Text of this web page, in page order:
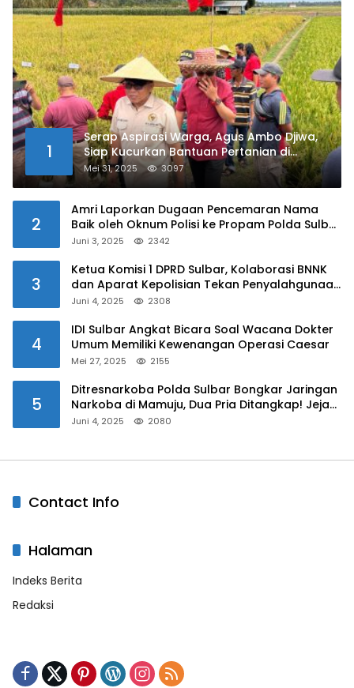
1
Serap Aspirasi Warga, Agus Ambo Djiwa,
Siap Kucurkan Bantuan Pertanian di
Kalukku
Mei 31, 2025 3097
2
Amri Laporkan Dugaan Pencemaran Nama
Baik oleh Oknum Polisi ke Propam Polda Sulbar
Juni 3, 2025 2342
3
Ketua Komisi 1 DPRD Sulbar, Kolaborasi BNNK
dan Aparat Kepolisian Tekan Penyalahgunaan
Juni 4, 2025 2308
4
IDI Sulbar Angkat Bicara Soal Wacana Dokter
Umum Memiliki Kewenangan Operasi Caesar
Mei 27, 2025 2155
5
Ditresnarkoba Polda Sulbar Bongkar Jaringan
Narkoba di Mamuju, Dua Pria Ditangkap! Jejak
Juni 4, 2025 2080
Contact Info
Halaman
Indeks Berita
Redaksi